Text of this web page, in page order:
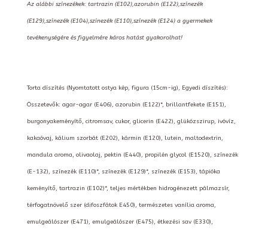
Az alábbi színezékek: tartrazin (E102),azorubin (E122),színezék
(E129),színezék (E104),színezék (E110),színezék (E124) a gyermekek
tevékenységére és figyelmére káros hatást gyakorolhat!
Torta díszítés (Nyomtatott ostya kép, figura (15cm-ig), Egyedi díszítés):
Összetevők: agar-agar (E406), azorubin (E122)*, brillantfekete (E151),
burgonyakeményítő, citromsav, cukor, glicerin (E422), glükózszirup, ivóvíz,
kakaóvaj, kálium szorbát (E202), kármin (E120), lutein, maltodextrin,
mandula aroma, olivaolaj, pektin (E440), propilén glycol (E1520), színezék
(E-132), színezék (E110)*, színezék (E129)*, színezék (E153), tápióka
keményítő, tartrazin (E102)*, teljes mértékben hidrogénezett pálmazsír,
térfogatnövelő szer (difoszfátok E450), természetes vanília aroma,
emulgeálószer (E471), emulgeálószer (E475), étkezési sav (E330),